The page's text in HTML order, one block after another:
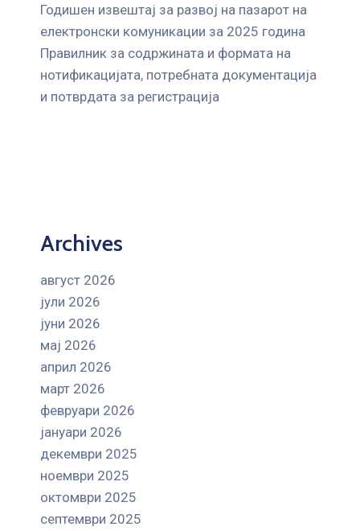
Годишен извештај за развој на пазарот на
електронски комуникации за 2025 година
Правилник за содржината и формата на
нотификацијата, потребната документација
и потврдата за регистрација
Archives
август 2026
јули 2026
јуни 2026
мај 2026
април 2026
март 2026
февруари 2026
јануари 2026
декември 2025
ноември 2025
октомври 2025
септември 2025